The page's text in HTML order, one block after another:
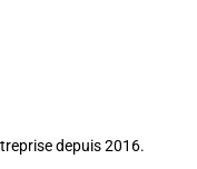
depuis 2016.